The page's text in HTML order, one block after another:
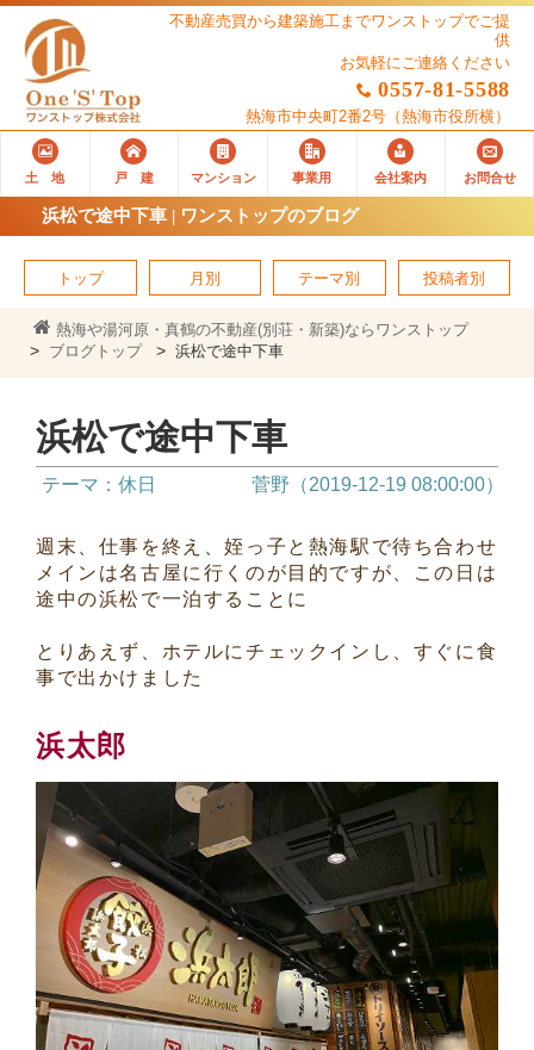
不動産売買から建築施工までワンストップでご提
供
お気軽にご連絡ください
0557-81-5588
熱海市中央町2番2号 （熱海市役所横）
土 地 戸 建 マンション 事業用 会社案内 お問合せ
浜松で途中下車 | ワンストップのブログ
トップ 月別 テーマ別 投稿者別
熱海や湯河原・真鶴の不動産(別荘・新築)ならワンストップ
ブログトップ
浜松で途中下車
浜松で途中下車
テーマ：休日 菅野（2019-12-19 08:00:00）
週末、仕事を終え、姪っ子と熱海駅で待ち合わせ
メインは名古屋に行くのが目的ですが、この日は
途中の浜松で一泊することに
とりあえず、ホテルにチェックインし、すぐに食
事で出かけました
浜太郎